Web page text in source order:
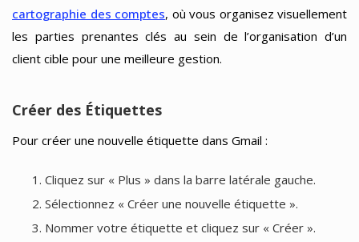
cartographie des comptes, où vous organisez visuellement
les parties prenantes clés au sein de l’organisation d’un
client cible pour une meilleure gestion.
Créer des Étiquettes
Pour créer une nouvelle étiquette dans Gmail :
Cliquez sur « Plus » dans la barre latérale gauche.
Sélectionnez « Créer une nouvelle étiquette ».
Nommer votre étiquette et cliquez sur « Créer ».